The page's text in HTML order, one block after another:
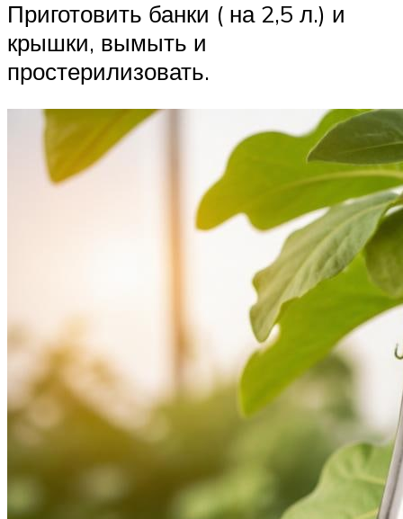
Приготовить банки ( на 2,5 л.) и
крышки, вымыть и
простерилизовать.